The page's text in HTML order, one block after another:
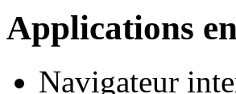
Applications
Navigateur